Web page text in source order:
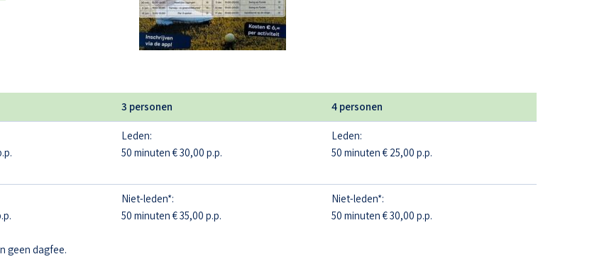
3 personen 4 personen
Leden:
50 minuten € 30,00 p.p.
Leden:
50 minuten € 25,00 p.p.
Niet-leden*:
50 minuten € 35,00 p.p.
Niet-leden*:
50 minuten € 30,00 p.p.
geen dagfee.